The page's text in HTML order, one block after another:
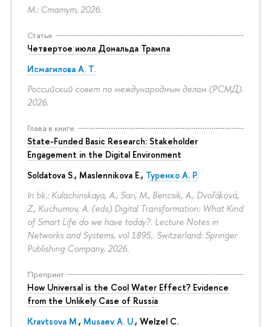
М.: Статут, 2026.
Статья
Четвертое июля Дональда Трампа
Исмагилова А. Т.
Российский совет по международным делам (РСМД).
2026.
Глава в книге
State-Funded Basic Research: Stakeholder
Engagement in the Digital Environment
Soldatova S., Maslennikova E., Туренко А. Р.
In bk.: Kulachinskaya, A., Sari, M., Bencsik, A., Dvořáková,
Z., Kuchumov, A. (eds) Digital Transformation: What Kind
of Smart Life do we have today?. Lecture Notes in
Networks and Systems, vol 1895.. Switzerland: Springer
Publishing Company, 2026.
Препринт
How Universal is the Cool Water Effect? Evidence
from the Unlikely Case of Russia
Kravtsova M., Musaev A. U., Welzel C.